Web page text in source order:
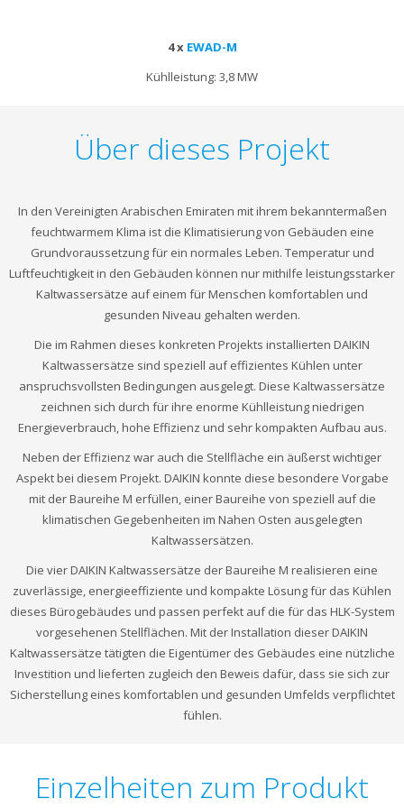
4 x EWAD-M
Kühlleistung: 3,8 MW
Über dieses Projekt
In den Vereinigten Arabischen Emiraten mit ihrem bekanntermaßen
feuchtwarmem Klima ist die Klimatisierung von Gebäuden eine
Grundvoraussetzung für ein normales Leben. Temperatur und
Luftfeuchtigkeit in den Gebäuden können nur mithilfe leistungsstarker
Kaltwassersätze auf einem für Menschen komfortablen und
gesunden Niveau gehalten werden.
Die im Rahmen dieses konkreten Projekts installierten DAIKIN
Kaltwassersätze sind speziell auf effizientes Kühlen unter
anspruchsvollsten Bedingungen ausgelegt. Diese Kaltwassersätze
zeichnen sich durch für ihre enorme Kühlleistung niedrigen
Energieverbrauch, hohe Effizienz und sehr kompakten Aufbau aus.
Neben der Effizienz war auch die Stellfläche ein äußerst wichtiger
Aspekt bei diesem Projekt. DAIKIN konnte diese besondere Vorgabe
mit der Baureihe M erfüllen, einer Baureihe von speziell auf die
klimatischen Gegebenheiten im Nahen Osten ausgelegten
Kaltwassersätzen.
Die vier DAIKIN Kaltwassersätze der Baureihe M realisieren eine
zuverlässige, energieeffiziente und kompakte Lösung für das Kühlen
dieses Bürogebäudes und passen perfekt auf die für das HLK-System
vorgesehenen Stellflächen. Mit der Installation dieser DAIKIN
Kaltwassersätze tätigten die Eigentümer des Gebäudes eine nützliche
Investition und lieferten zugleich den Beweis dafür, dass sie sich zur
Sicherstellung eines komfortablen und gesunden Umfelds verpflichtet
fühlen.
Einzelheiten zum Produkt